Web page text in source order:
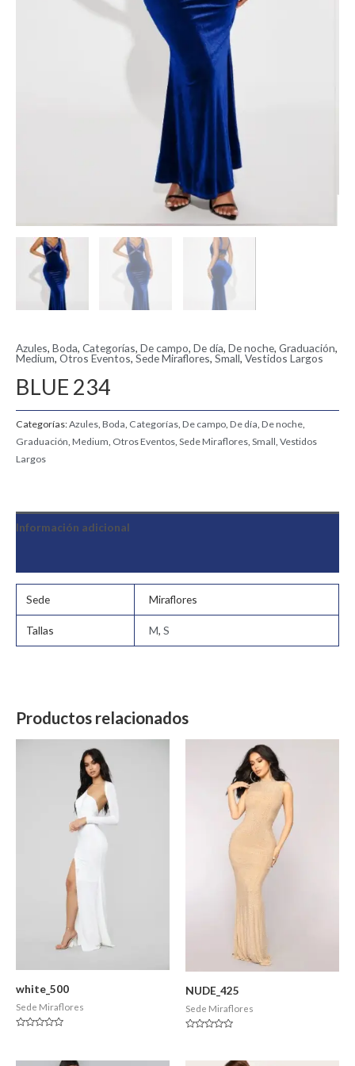
Azules, Boda, Categorías, De campo, De día, De noche, Graduación,
Medium, Otros Eventos, Sede Miraflores, Small, Vestidos Largos
BLUE 234
Categorías:Azules, Boda, Categorías, De campo, De día, De noche,
Graduación, Medium, Otros Eventos, Sede Miraflores, Small, Vestidos
Largos
Información adicional
Sede Miraflores
Tallas M,S
Productos relacionados
white_500
Sede Miraflores
de
NUDE_425
Sede Miraflores
de